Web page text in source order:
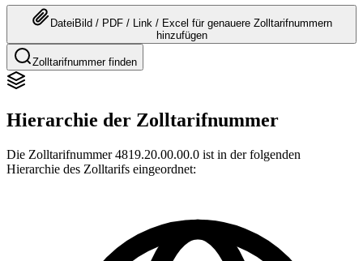
Datei Bild / PDF / Link / Excel für genauere Zolltarifnummern
hinzufügen
Zolltarifnummer finden
Hierarchie der Zolltarifnummer
Die Zolltarifnummer 4819.20.00.00.0 ist in der folgenden
Hierarchie des Zolltarifs eingeordnet: